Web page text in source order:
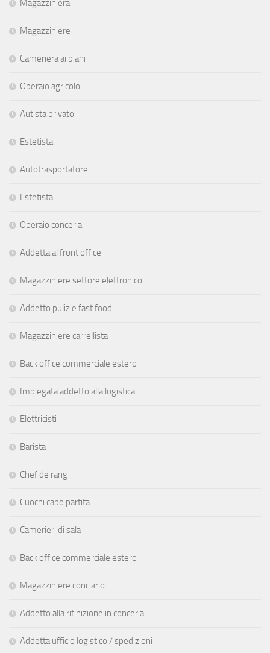
Magazziniera
Magazziniere
Cameriera ai piani
Operaio agricolo
Autista privato
Estetista
Autotrasportatore
Estetista
Operaio conceria
Addetta al front office
Magazziniere settore elettronico
Addetto pulizie fast food
Magazziniere carrellista
Back office commerciale estero
Impiegata addetto alla logistica
Elettricisti
Barista
Chef de rang
Cuochi capo partita
Camerieri di sala
Back office commerciale estero
Magazziniere conciario
Addetto alla rifinizione in conceria
Addetta ufficio logistico / spedizioni